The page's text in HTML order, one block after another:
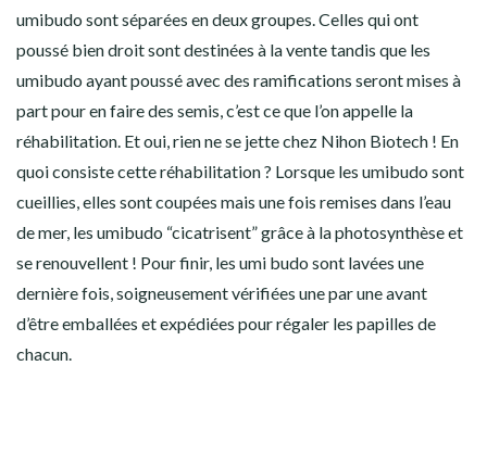
umibudo sont séparées en deux groupes. Celles qui ont
poussé bien droit sont destinées à la vente tandis que les
umibudo ayant poussé avec des ramifications seront mises à
part pour en faire des semis, c’est ce que l’on appelle la
réhabilitation. Et oui, rien ne se jette chez Nihon Biotech ! En
quoi consiste cette réhabilitation ? Lorsque les umibudo sont
cueillies, elles sont coupées mais une fois remises dans l’eau
de mer, les umibudo “cicatrisent” grâce à la photosynthèse et
se renouvellent ! Pour finir, les umi budo sont lavées une
dernière fois, soigneusement vérifiées une par une avant
d’être emballées et expédiées pour régaler les papilles de
chacun.